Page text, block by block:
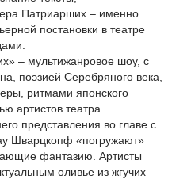
Патриарших – именно
постановки в театре
– мультижанровое шоу, с
поэзией Серебряного века,
ритмами японского
артистов театра.
представления во главе с
Шварцкопф «погружают»
фантазию. Артисты
оливье из жгучих